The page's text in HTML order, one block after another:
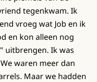
tegenkwam. Ik
vroeg wat Job en ik
en kon alleen nog
uitbrengen. Ik was
waren meer dan
Maar we hadden